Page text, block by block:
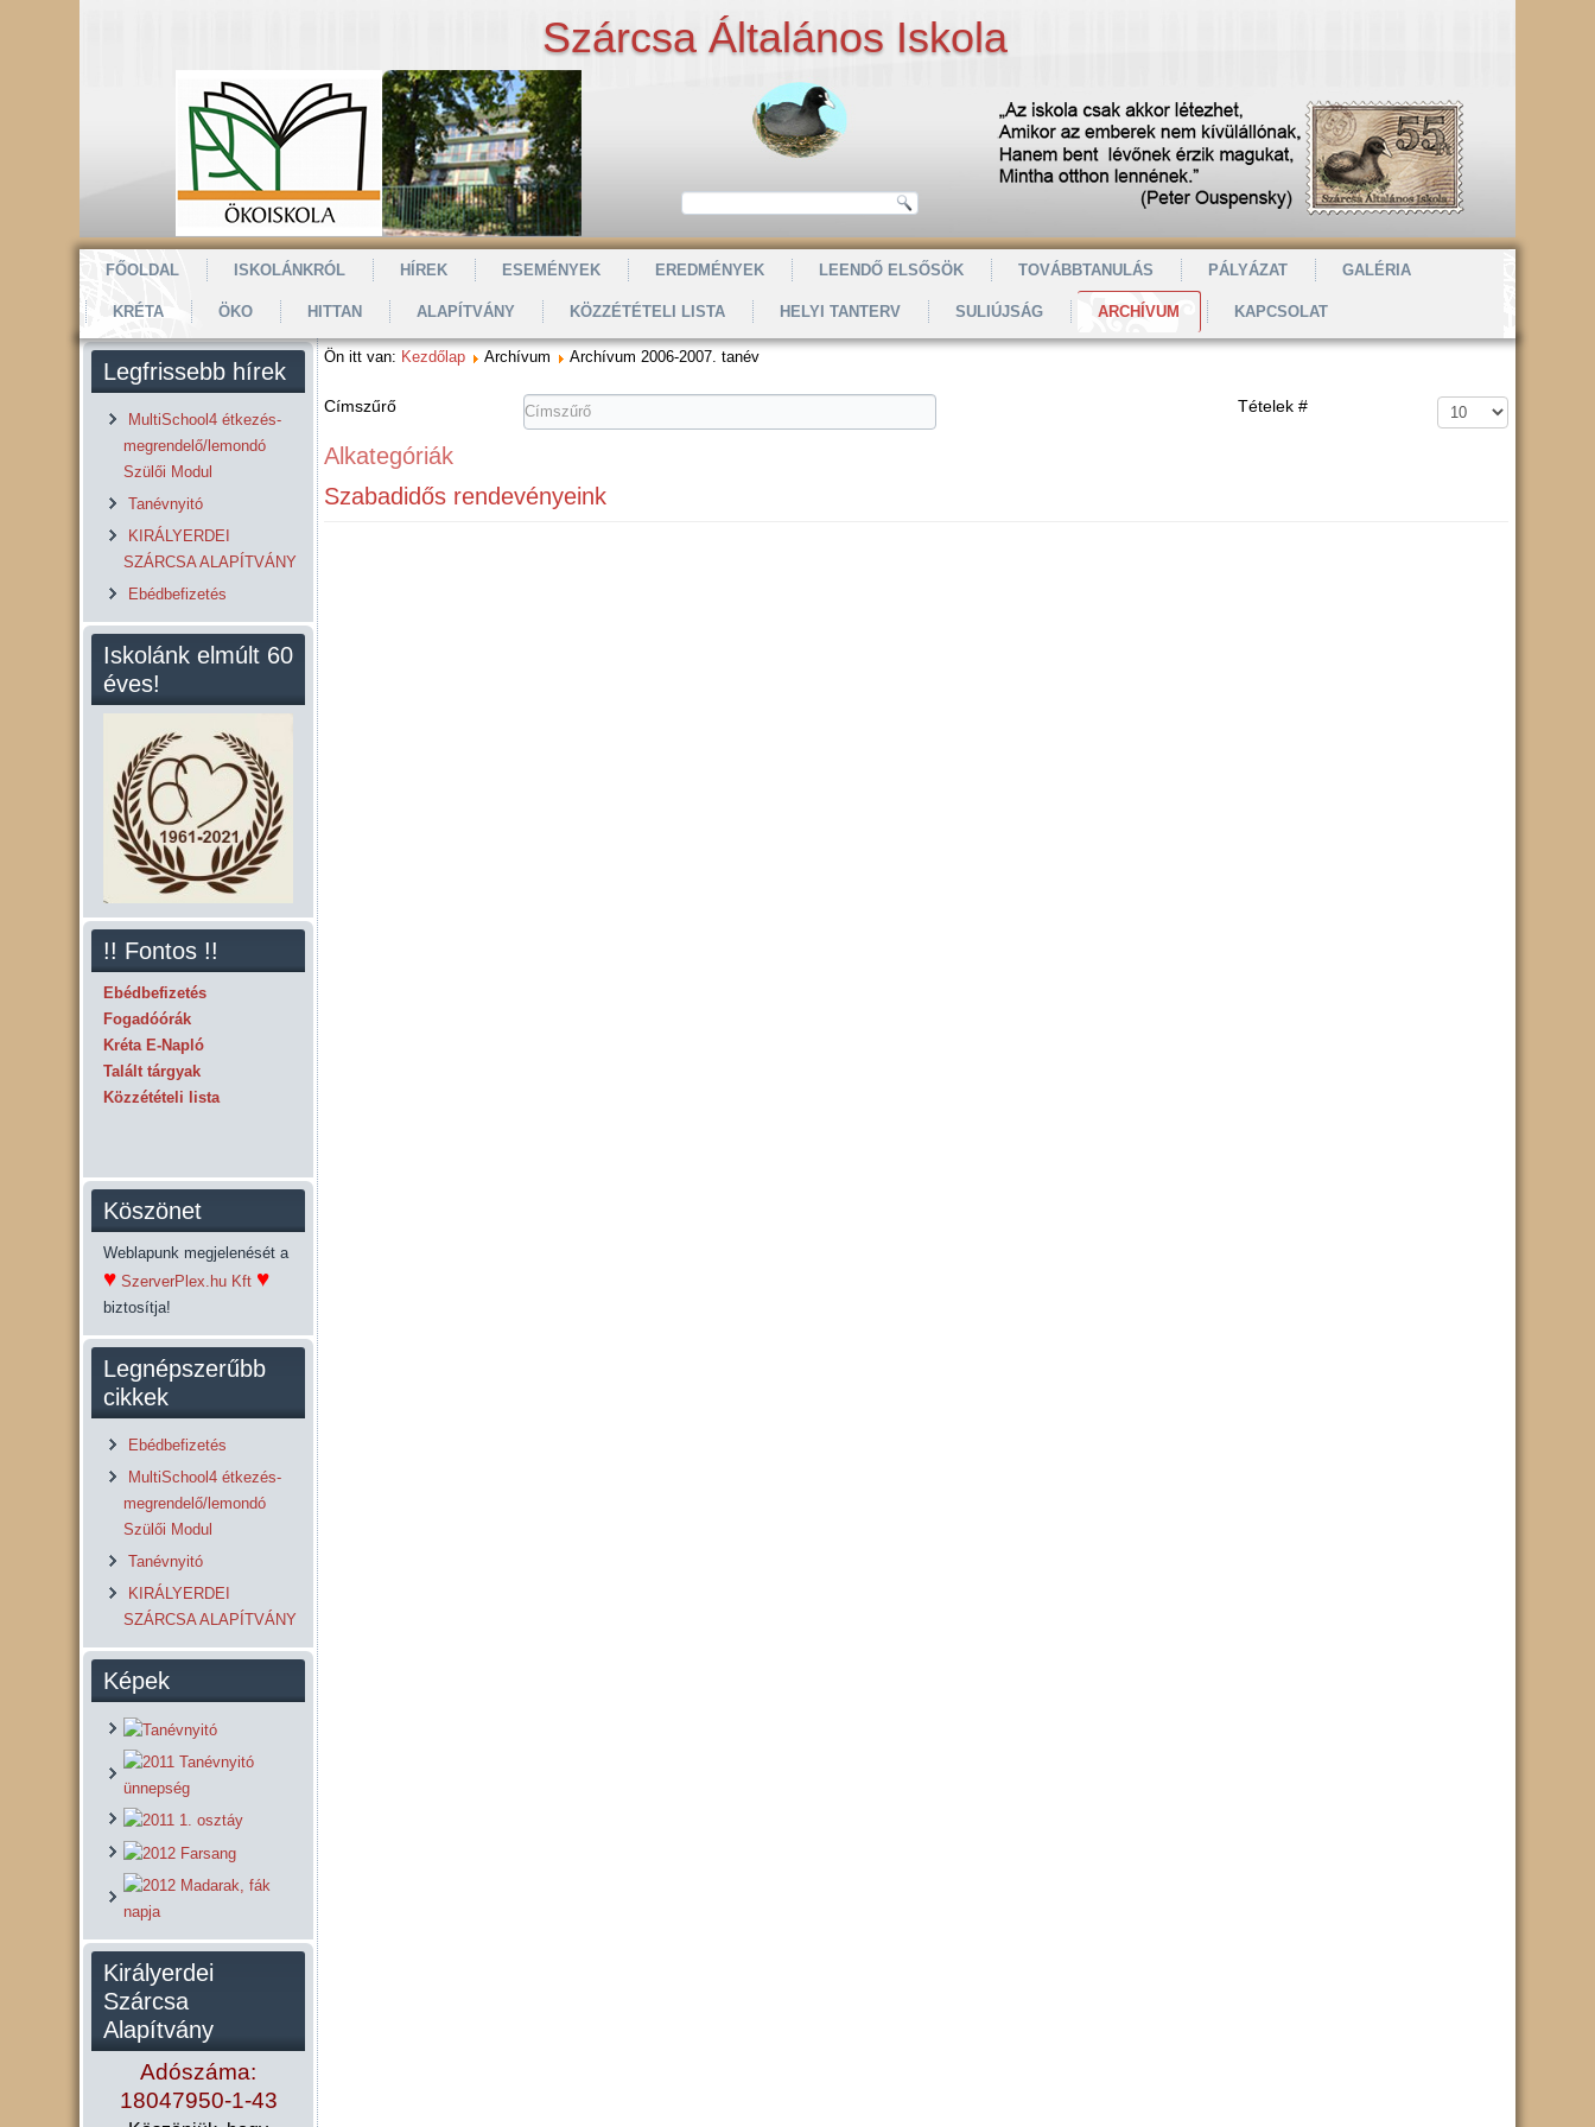
Szárcsa Általános Iskola
FŐOLDAL ISKOLÁNKRÓL HÍREK ESEMÉNYEK EREDMÉNYEK LEENDŐ ELSŐSÖK TOVÁBBTANULÁS PÁLYÁZAT GALÉRIA
KRÉTA ÖKO HITTAN ALAPÍTVÁNY KÖZZÉTÉTELI LISTA HELYI TANTERV SULIÚJSÁG ARCHÍVUM KAPCSOLAT
Legfrissebb hírek
MultiSchool4 étkezés-
megrendelő/lemondó
Szülői Modul
Tanévnyitó
KIRÁLYERDEI
SZÁRCSA ALAPÍTVÁNY
Ebédbefizetés
Iskolánk elmúlt 60
éves!
!! Fontos !!
Ebédbefizetés
Fogadóórák
Kréta E-Napló
Talált tárgyak
Közzétételi lista
Köszönet
Weblapunk megjelenését a
♥ SzerverPlex.hu Kft ♥
biztosítja!
Legnépszerűbb
cikkek
Ebédbefizetés
MultiSchool4 étkezés-
megrendelő/lemondó
Szülői Modul
Tanévnyitó
KIRÁLYERDEI
SZÁRCSA ALAPÍTVÁNY
Képek
Királyerdei
Szárcsa
Alapítvány
Adószáma:
18047950-1-43
Ön itt van: Kezdőlap Archívum Archívum 2006-2007. tanév
Címszűrő Tételek #
Alkategóriák
Szabadidős rendevényeink